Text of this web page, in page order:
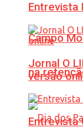
Campo
na
Entrevista
Jornal O
versão
Entrevista